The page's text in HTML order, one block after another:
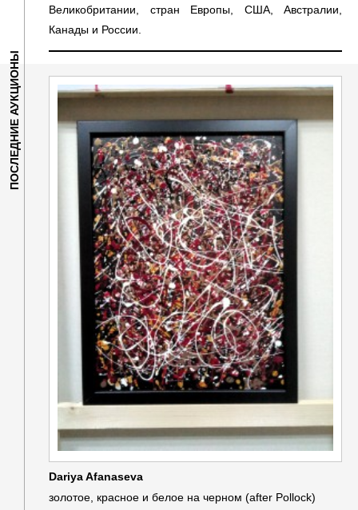
Великобритании, стран Европы, США, Австралии,
Канады и России.
ПОСЛЕДНИЕ АУКЦИОНЫ
Dariya Afanaseva
золотое, красное и белое на черном (after Pollock)